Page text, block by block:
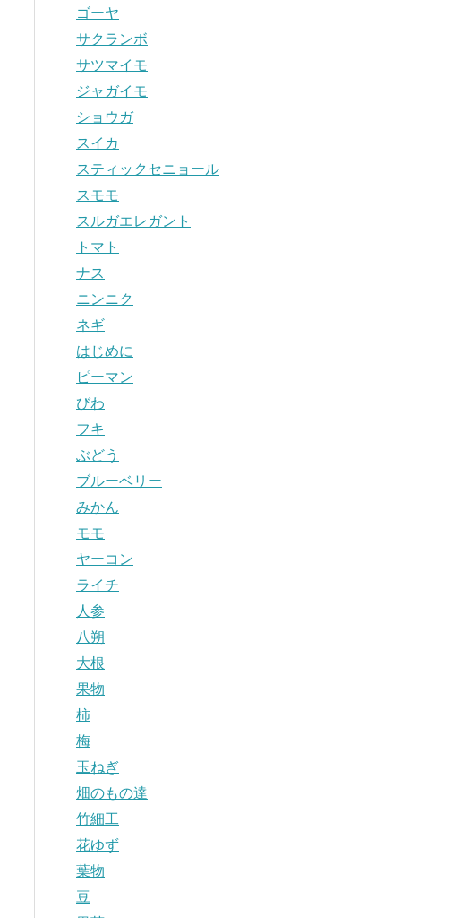
ゴーヤ
サクランボ
サツマイモ
ジャガイモ
ショウガ
スイカ
スティックセニョール
スモモ
スルガエレガント
トマト
ナス
ニンニク
ネギ
はじめに
ピーマン
びわ
フキ
ぶどう
ブルーベリー
みかん
モモ
ヤーコン
ライチ
人参
八朔
大根
果物
柿
梅
玉ねぎ
畑のもの達
竹細工
花ゆず
葉物
豆